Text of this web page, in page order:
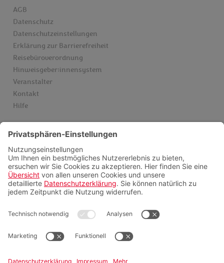
AGB
Datenschutz
Datenschutzeinstellungen
Erklärung zur Barrierefreiheit
Reisebüroverordnung
Hinweisgeber:innensystem
Veranstalter
Kontakt
Hilfe
Services
Einreise & Visum
Gesundheitsinfos
Kataloge
Newsletter
Servicepauschalen
Videoberatung